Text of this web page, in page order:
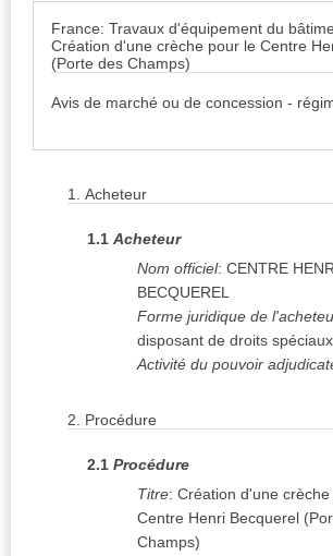
France: Travaux d'équipement du
Création d'une crèche pour le Centre
(Porte des Champs)
Avis de marché ou de concession -
1. Acheteur
1.1 Acheteur
Nom officiel: CENTRE
BECQUEREL
Forme juridique de
disposant de droits
Activité du pouvoir
2. Procédure
2.1 Procédure
Titre: Création d'une crèche
Centre Henri Becquerel
Champs)